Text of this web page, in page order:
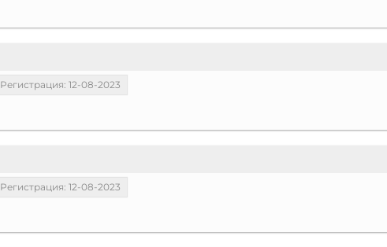
Регистрация: 12-08-2023
Регистрация: 12-08-2023